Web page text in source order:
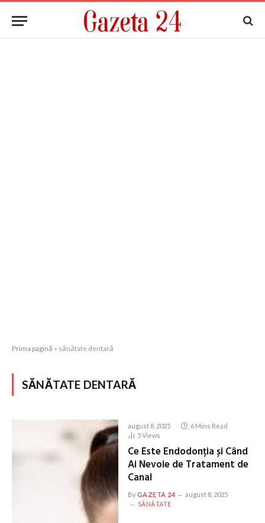
Prima pagină » sănătate dentară
SĂNĂTATE DENTARĂ
august 8, 2025
6 Mins Read
5Views
Ce Este Endodonția și Când
Ai Nevoie de Tratament de
Canal
ByGAZETA 24
august 8, 2025
SĂNĂTATE